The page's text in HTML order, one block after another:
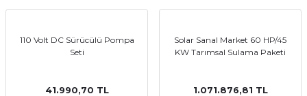
110 Volt DC Sürücülü Pompa
Seti
41.990,70 TL
Solar Sanal Market 60 HP/45
KW Tarımsal Sulama Paketi
1.071.876,81 TL